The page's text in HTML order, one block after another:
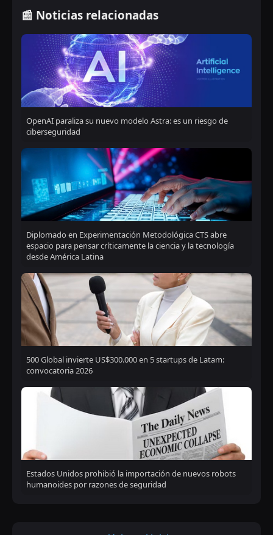
📰 Noticias relacionadas
OpenAI paraliza su nuevo modelo Astra: es un riesgo de
ciberseguridad
Diplomado en Experimentación Metodológica CTS abre
espacio para pensar críticamente la ciencia y la tecnología
desde América Latina
500 Global invierte US$300.000 en 5 startups de Latam:
convocatoria 2026
Estados Unidos prohibió la importación de nuevos robots
humanoides por razones de seguridad